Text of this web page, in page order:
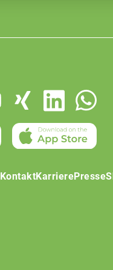
KontaktKarrierePresse